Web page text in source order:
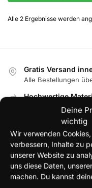
Deine
wichtig
Wir verwenden
verbessern, Inhalte zu
unserer Website zu
uns diese Daten,
machen. Du kannst
Alle 2 Ergebnisse werden
Gratis Versand
Alle Bestellungen
Hochwertige
Langlebig &
Internationale
Im jeweiligen Land
100% Secure
PayPal / MasterCard /